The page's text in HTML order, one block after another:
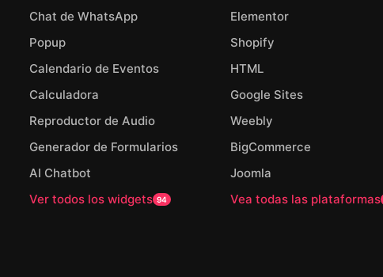
Chat de WhatsApp
Popup
Calendario de Eventos
Calculadora
Reproductor de Audio
Generador de Formularios
AI Chatbot
Ver todos los widgets 94
Elementor
Shopify
HTML
Google Sites
Weebly
BigCommerce
Joomla
Vea todas las plataformas